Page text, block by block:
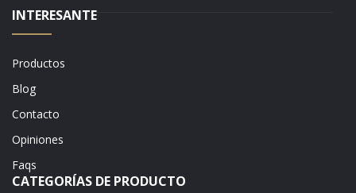
INTERESANTE
Productos
Blog
Contacto
Opiniones
Faqs
CATEGORÍAS DE PRODUCTO